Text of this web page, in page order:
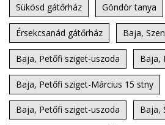
Sükösd gátőrház Göndör tanya
Érsekcsanád gátőrház Baja,
Baja, Petőfi sziget-uszoda Baja,
Baja, Petőfi sziget-Március 15 stny
Baja, Petőfi sziget-uszoda Baja,